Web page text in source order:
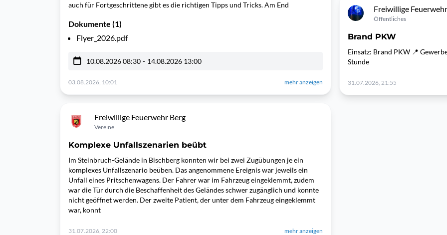
auch für Fortgeschrittene gibt es die richtigen Tipps und Tricks. Am End
Dokumente (1)
Flyer_2026.pdf
10.08.2026 08:30 - 14.08.2026 13:00
03.08.2026, 10:01 mehr anzeigen
Freiwillige Feuerwehr Berg
Vereine
Komplexe Unfallszenarien beübt
Im Steinbruch-Gelände in Bischberg konnten wir bei zwei Zugübungen je ein
komplexes Unfallszenario beüben. Das angenommene Ereignis war jeweils ein
Unfall eines Pritschenwagens. Der Fahrer war im Fahrzeug eingeklemmt, zudem
war die Tür durch die Beschaffenheit des Geländes schwer zugänglich und konnte
nicht geöffnet werden. Der zweite Patient, der unter dem Fahrzeug eingeklemmt
war, konnt
31.07.2026, 22:00 mehr anzeigen
Freiwillige
Öffentliches
Brand PKW
Einsatz: Brand PKW 📍
Stunde
31.07.2026, 21:55